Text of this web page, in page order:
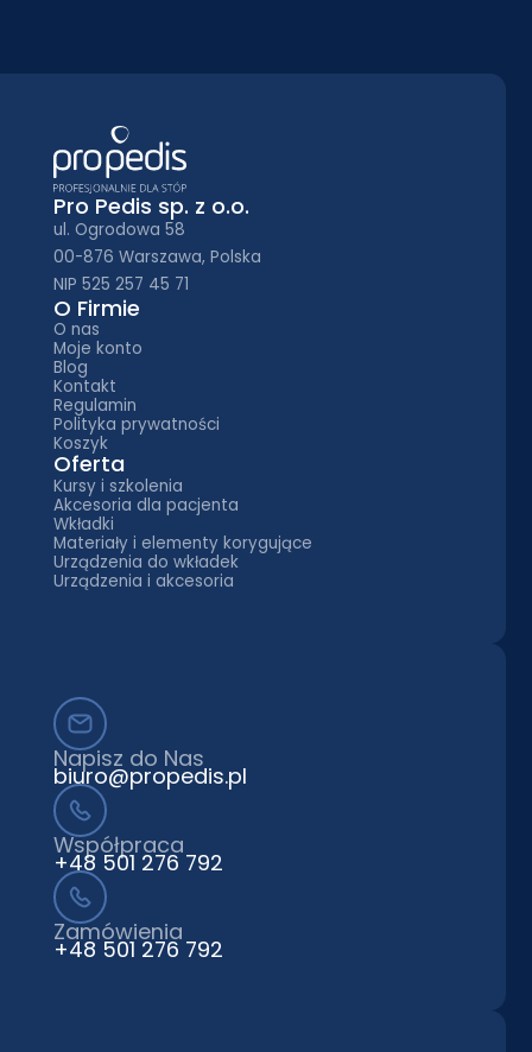
Pro Pedis sp. z o.o.
ul. Ogrodowa 58
00-876 Warszawa, Polska
NIP 525 257 45 71
O Firmie
O nas
Moje konto
Blog
Kontakt
Regulamin
Polityka prywatności
Koszyk
Oferta
Kursy i szkolenia
Akcesoria dla pacjenta
Wkładki
Materiały i elementy korygujące
Urządzenia do wkładek
Urządzenia i akcesoria
Napisz do Nas
biuro@propedis.pl
Współpraca
+48 501 276 792
Zamówienia
+48 501 276 792